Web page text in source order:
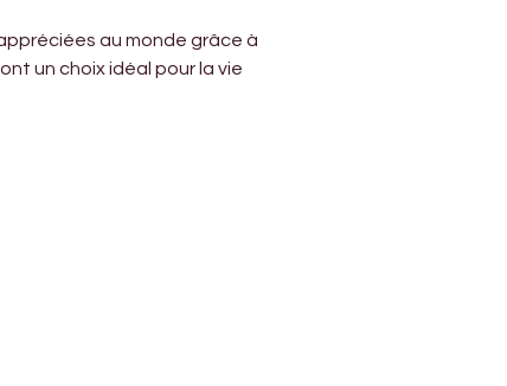
au monde grâce à
un choix idéal pour la vie